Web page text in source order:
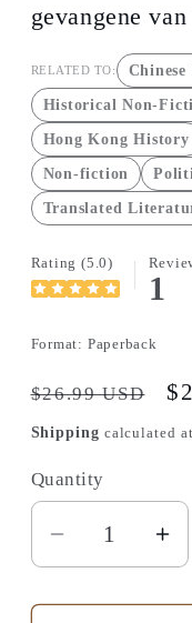
gevangene
RELATED TO:
Historical Non-
Hong Kong History
Non-fiction
Translated
Rating (5.0)
1
Format: Paperback
Regular
price
$26.99 USD
Shipping calculated
Quantity
Quantity
Decrease
quantity
for
for